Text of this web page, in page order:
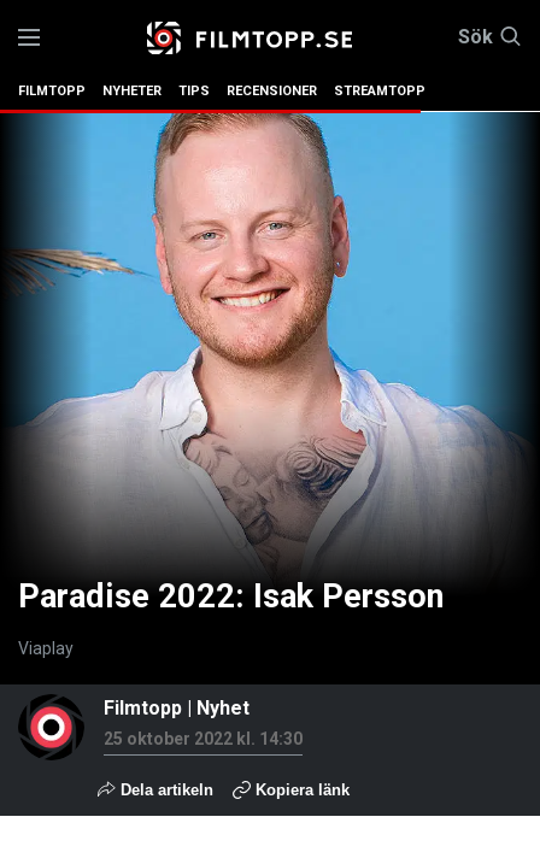
Sök
FILMTOPP NYHETER TIPS RECENSIONER STREAMTOPP
Paradise 2022: Isak Persson
Viaplay
Filmtopp | Nyhet
25 oktober 2022 kl. 14:30
Dela artikeln Kopiera länk